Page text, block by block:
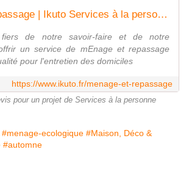
MEnage et repassage | Ikuto Services à la personne | Paris, 75013
fiers de notre savoir-faire et de notre
un service de mEnage et repassage
pour l'entretien des domiciles
https://www.ikuto.fr/menage-et-repassage
pour un projet de Services à la personne
#menage-ecologique #Maison, Déco &
#automne